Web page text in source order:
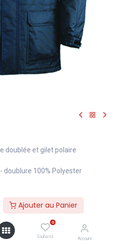
Ajouter au Panier
0
Souhaits Account
doublée et gilet polaire
doublure 100% Polyester